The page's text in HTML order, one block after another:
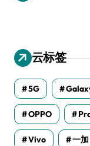
云标签
5G
OPPO
Vivo 一加